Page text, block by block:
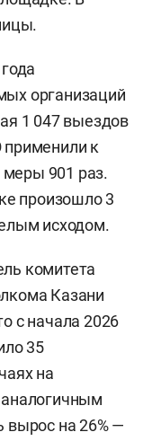
организаций
1 047 выездов
к
901 раз.
произошло 3
исходом.
комитета
Казани
с начала 2026
35
на
вырос на 26% —